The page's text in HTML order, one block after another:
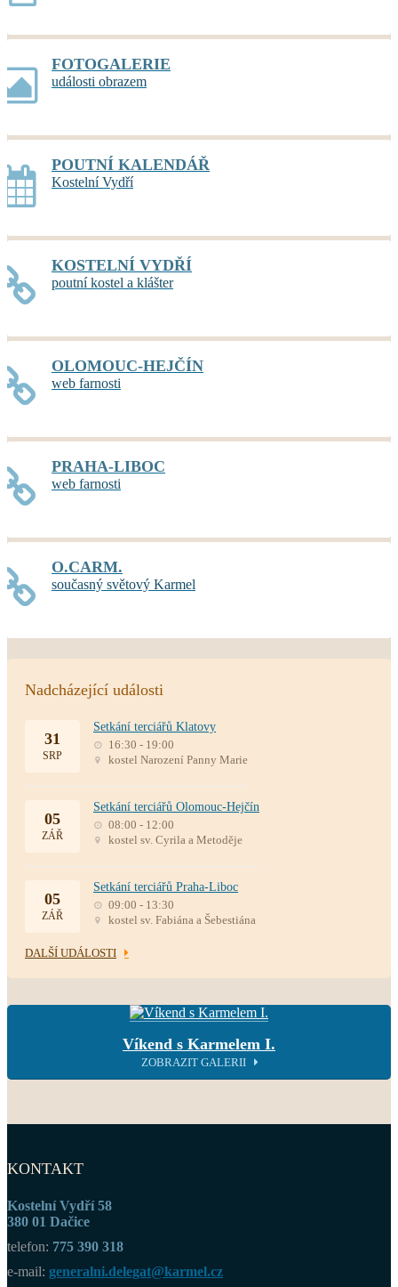
FOTOGALERIE
události obrazem
POUTNÍ KALENDÁŘ
Kostelní Vydří
KOSTELNÍ VYDŘÍ
poutní kostel a klášter
OLOMOUC-HEJČÍN
web farnosti
PRAHA-LIBOC
web farnosti
O.CARM.
současný světový Karmel
Nadcházející události
31
SRP
Setkání terciářů Klatovy
16:30 - 19:00
kostel Narození Panny Marie
05
ZÁŘ
Setkání terciářů Olomouc-Hejčín
08:00 - 12:00
kostel sv. Cyrila a Metoděje
05
ZÁŘ
Setkání terciářů Praha-Liboc
09:00 - 13:30
kostel sv. Fabiána a Šebestiána
DALŠÍ UDÁLOSTI
Víkend s Karmelem I.
ZOBRAZIT GALERII
KONTAKT
Kostelní Vydří 58
380 01 Dačice
telefon: 775 390 318
e-mail: generalni.delegat@karmel.cz